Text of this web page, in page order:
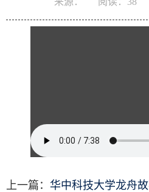
上一篇： 华中科技大学龙舟